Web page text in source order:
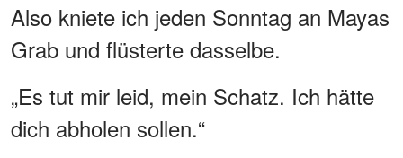
Also kniete ich jeden Sonntag an Mayas
Grab und flüsterte dasselbe.
„Es tut mir leid, mein Schatz. Ich hätte
dich abholen sollen.“